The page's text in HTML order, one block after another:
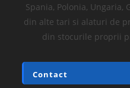
Spania, Polonia, Ungaria,
din alte tari si alaturi de
din stocurile proprii
Contact